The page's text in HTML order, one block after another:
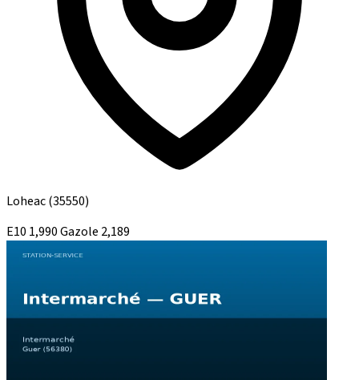
Loheac(35550)
E10 1,990Gazole 2,189